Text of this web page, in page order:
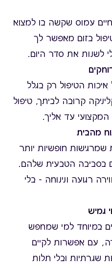
עמוס שקשה בו למצוא
בזום מאפשר לך
לשנות את סדר היום.
הטיפול רק בגלל
קרובה לביתך, טיפול
המקצועי עד אליך.
מהבית
שמרגישות חופשיות יותר
בסביבה הטבעית שלהם.
רגועה ונינוחה - בלי
גמיש
במיוחד למי שמחפש
עם אפשרות לקיים
שגרתיות ובלי תלות